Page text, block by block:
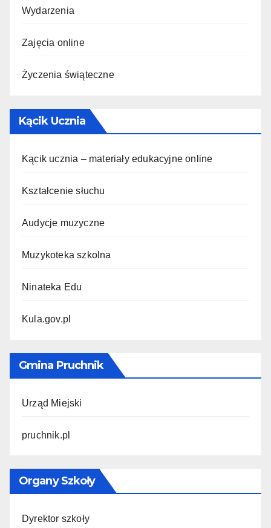
Wydarzenia
Zajęcia online
Życzenia świąteczne
Kącik Ucznia
Kącik ucznia – materiały edukacyjne online
Kształcenie słuchu
Audycje muzyczne
Muzykoteka szkolna
Ninateka Edu
Kula.gov.pl
Gmina Pruchnik
Urząd Miejski
pruchnik.pl
Organy Szkoły
Dyrektor szkoły